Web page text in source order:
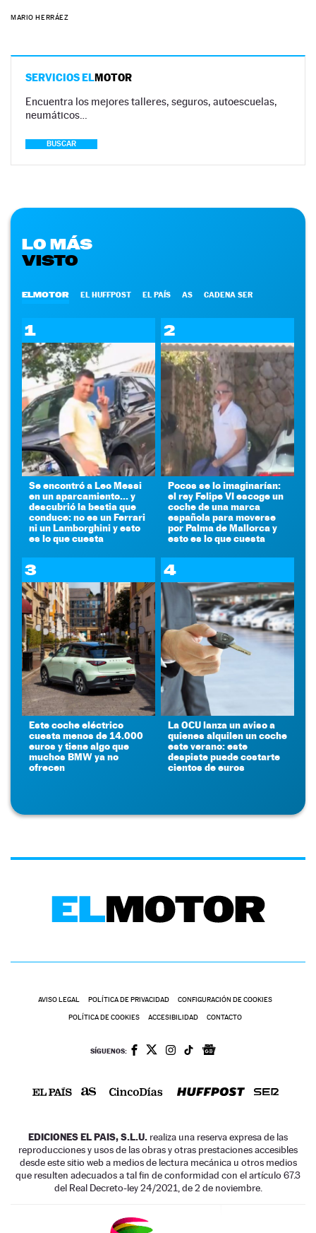
MARIO HERRÁEZ
SERVICIOS ELMOTOR
Encuentra los mejores talleres, seguros, autoescuelas,
neumáticos…
BUSCAR
LO MÁS
VISTO
ELMOTOR EL HUFFPOST EL PAÍS AS CADENA SER
1
Se encontró a Leo Messi
en un aparcamiento... y
descubrió la bestia que
conduce: no es un Ferrari
ni un Lamborghini y esto
es lo que cuesta
2
Pocos se lo imaginarían:
el rey Felipe VI escoge un
coche de una marca
española para moverse
por Palma de Mallorca y
esto es lo que cuesta
3
Este coche eléctrico
cuesta menos de 14.000
euros y tiene algo que
muchos BMW ya no
ofrecen
4
La OCU lanza un aviso a
quienes alquilen un coche
este verano: este
despiste puede costarte
cientos de euros
AVISO LEGAL POLÍTICA DE PRIVACIDAD CONFIGURACIÓN DE COOKIES
POLÍTICA DE COOKIES ACCESIBILIDAD CONTACTO
SÍGUENOS:
EDICIONES EL PAIS, S.L.U. realiza una reserva expresa de las
reproducciones y usos de las obras y otras prestaciones accesibles
desde este sitio web a medios de lectura mecánica u otros medios
que resulten adecuados a tal fin de conformidad con el artículo 67.3
del Real Decreto-ley 24/2021, de 2 de noviembre.